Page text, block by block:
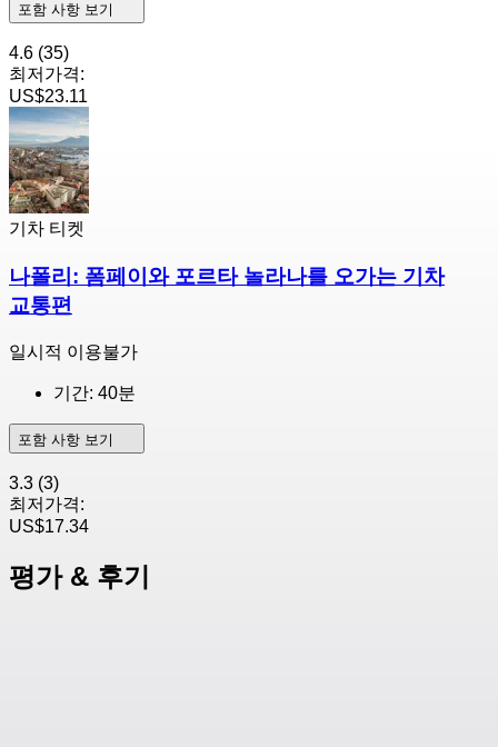
포함 사항 보기
4.6 (35)
최저가격:
US$23.11
기차 티켓
나폴리: 폼페이와 포르타 놀라나를 오가는 기차
교통편
일시적 이용불가
기간: 40분
포함 사항 보기
3.3 (3)
최저가격:
US$17.34
평가 & 후기